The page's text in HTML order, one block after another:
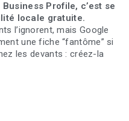
Profile, c’est se
locale gratuite.
l’ignorent, mais Google
une fiche “fantôme” si
les devants : créez-la